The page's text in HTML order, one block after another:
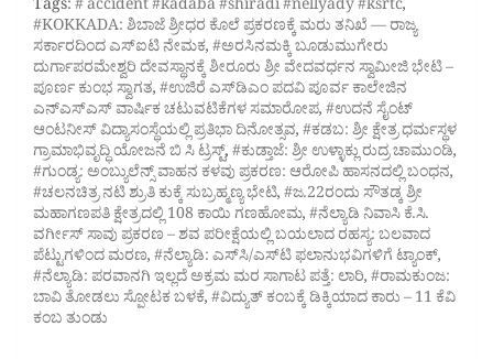
Tags:# accident #kadaba #shiradi #nellyady #ksrtc,
#KOKKADA: ಶಿಬಾಜೆ ಶ್ರೀಧರ ಕೊಲೆ ಪ್ರಕರಣಕ್ಕೆ ಮರು ತನಿಖೆ — ರಾಜ್ಯ
ಸರ್ಕಾರದಿಂದ ಎಸ್‌ಐಟಿ ನೇಮಕ,#ಅರಸಿನಮಕ್ಕಿ ಬೂಡುಮುಗೇರು
ದುರ್ಗಾಪರಮೇಶ್ವರಿ ದೇವಸ್ಥಾನಕ್ಕೆ ಶೀರೂರು ಶ್ರೀ ವೇದವರ್ಧನ ಸ್ವಾಮೀಜಿ ಭೇಟಿ –
ಪೂರ್ಣ ಕುಂಭ ಸ್ವಾಗತ,#ಉಜಿರೆ ಎಸ್‌ಡಿಎಂ ಪದವಿ ಪೂರ್ವ ಕಾಲೇಜಿನ
ಎನ್‌ಎಸ್‌ಎಸ್ ವಾರ್ಷಿಕ ಚಟುವಟಿಕೆಗಳ ಸಮಾರೋಪ,#ಉದನೆ ಸೈಂಟ್
ಆಂಟನೀಸ್‌ ವಿದ್ಯಾಸಂಸ್ಥೆಯಲ್ಲಿ ಪ್ರತಿಭಾ ದಿನೋತ್ಸವ,#ಕಡಬ: ಶ್ರೀ ಕ್ಷೇತ್ರ ಧರ್ಮಸ್ಥಳ
ಗ್ರಾಮಾಭಿವೃದ್ಧಿ ಯೋಜನೆ ಬಿ ಸಿ ಟ್ರಸ್ಟ್‌,#ಕುಡ್ತಾಜೆ: ಶ್ರೀ ಉಳ್ಳಾಕ್ಲು ರುದ್ರ ಚಾಮುಂಡಿ,
#ಗುಂಡ್ಯ: ಅಂಬ್ಯುಲೆನ್ಸ್ ವಾಹನ ಕಳವು ಪ್ರಕರಣ: ಆರೋಪಿ ಹಾಸನದಲ್ಲಿ ಬಂಧನ,
#ಚಲನಚಿತ್ರ ನಟಿ ಶ್ರುತಿ ಕುಕ್ಕೆ ಸುಬ್ರಹ್ಮಣ್ಯ ಭೇಟಿ,#ಜ.22ರಂದು ಸೌತಡ್ಕ ಶ್ರೀ
ಮಹಾಗಣಪತಿ ಕ್ಷೇತ್ರದಲ್ಲಿ 108 ಕಾಯಿ ಗಣಹೋಮ,#ನೆಲ್ಯಾಡಿ ನಿವಾಸಿ ಕೆ.ಸಿ.
ವರ್ಗೀಸ್ ಸಾವು ಪ್ರಕರಣ – ಶವ ಪರೀಕ್ಷೆಯಲ್ಲಿ ಬಯಲಾದ ರಹಸ್ಯ: ಬಲವಾದ
ಪೆಟ್ಟುಗಳಿಂದ ಮರಣ,#ನೆಲ್ಯಾಡಿ: ಎಸ್‌ಸಿ/ಎಸ್‌ಟಿ ಫಲಾನುಭವಿಗಳಿಗೆ ಟ್ಯಾಂಕ್,
#ನೆಲ್ಯಾಡಿ: ಪರವಾನಗಿ ಇಲ್ಲದೆ ಅಕ್ರಮ ಮರ ಸಾಗಾಟ ಪತ್ತೆ: ಲಾರಿ,#ರಾಮಕುಂಜ:
ಬಾವಿ ತೋಡಲು ಸ್ಪೋಟಕ ಬಳಕೆ,#ವಿದ್ಯುತ್ ಕಂಬಕ್ಕೆ ಡಿಕ್ಕಿಯಾದ ಕಾರು – 11 ಕೆವಿ
ಕಂಬ ತುಂಡು